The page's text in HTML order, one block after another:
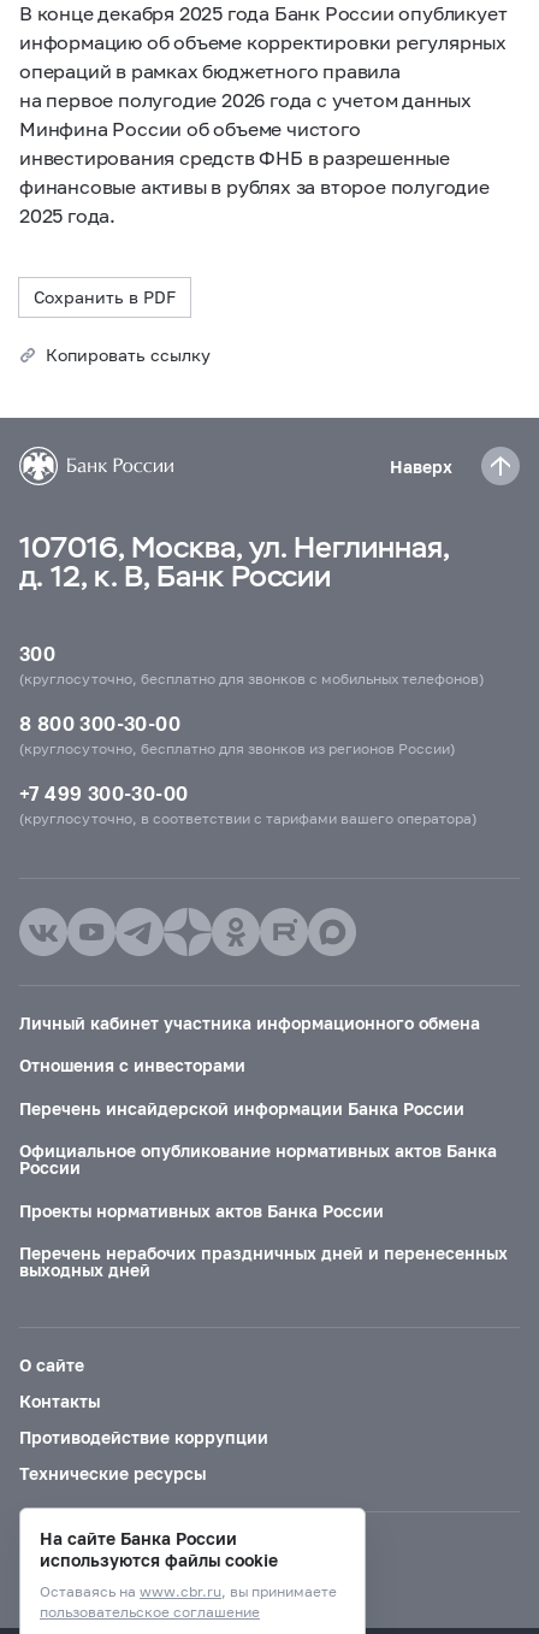
В конце декабря 2025 года Банк России опубликует
информацию об объеме корректировки регулярных
операций в рамках бюджетного правила
на первое полугодие 2026 года с учетом данных
Минфина России об объеме чистого
инвестирования средств ФНБ в разрешенные
финансовые активы в рублях за второе полугодие
2025 года.
Сохранить в PDF
Копировать ссылку
Наверх
107016, Москва, ул. Неглинная,
д. 12, к. В, Банк России
300
(круглосуточно, бесплатно для звонков с мобильных телефонов)
8 800 300-30-00
(круглосуточно, бесплатно для звонков из регионов России)
+7 499 300-30-00
(круглосуточно, в соответствии с тарифами вашего оператора)
Личный кабинет участника информационного обмена
Отношения с инвесторами
Перечень инсайдерской информации Банка России
Официальное опубликование нормативных актов Банка
России
Проекты нормативных актов Банка России
Перечень нерабочих праздничных дней и перенесенных
выходных дней
О сайте
Контакты
Противодействие коррупции
Технические ресурсы
Версия для слабовидящих
На сайте Банка России
используются файлы cookie
Оставаясь на www.cbr.ru, вы принимаете
пользовательское соглашение